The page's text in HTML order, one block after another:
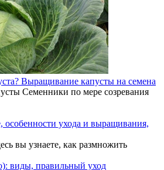
Выращивание капусты на семена
Семенники по мере созревания
особенности ухода и выращивания,
вы узнаете, как размножить